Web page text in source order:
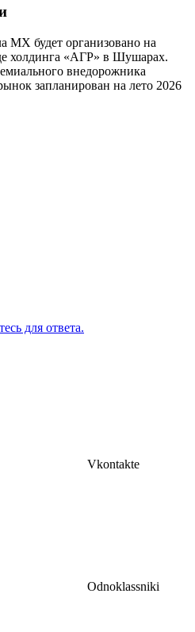
MX будет организовано на
холдинга «АГР» в Шушарах.
внедорожника
запланирован на лето 2026
для ответа.
Vkontakte
Odnoklassniki